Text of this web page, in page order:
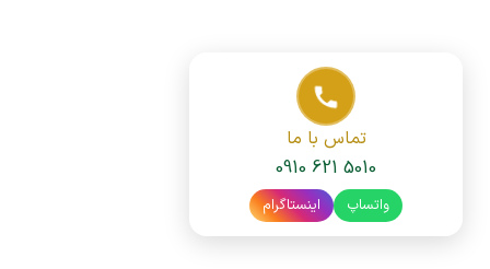
تماس با ما
0910 621 5010
واتساپ اینستاگرام